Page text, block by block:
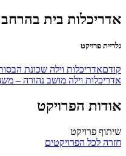
אדריכלות בית
גלריית פרויקט
קודםאדריכלות וילה שכונת
אדריכלות וילה מושב נהורה –
אודות הפרויקט
שיתוף פרויקט
חזרה לכל הפרויקטים